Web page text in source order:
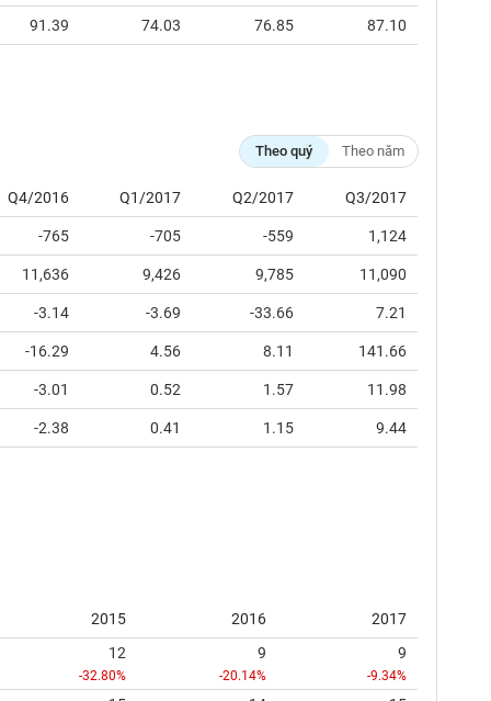
91.39 74.03 76.85 87.10
Theo quý Theo năm
Q4/2016 Q1/2017 Q2/2017 Q3/2017
-765 -705 -559 1,124
11,636 9,426 9,785 11,090
-3.14 -3.69 -33.66 7.21
-16.29 4.56 8.11 141.66
-3.01 0.52 1.57 11.98
-2.38 0.41 1.15 9.44
2015 2016
2017
12
-32.80%
9
-20.14%
9
-9.34%